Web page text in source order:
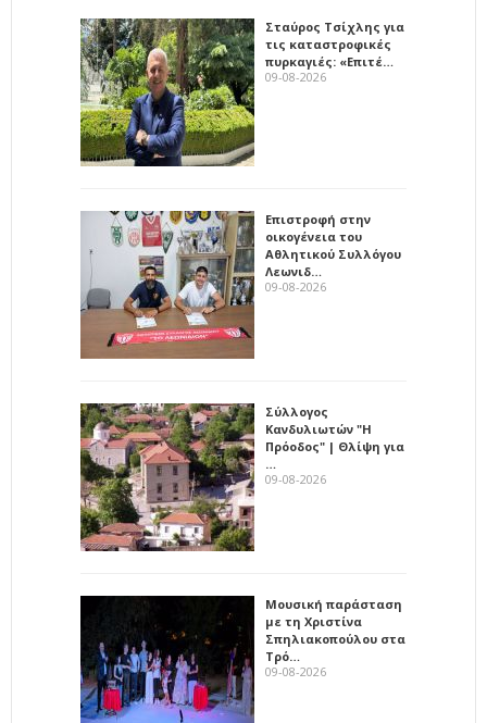
Σταύρος Τσίχλης για
τις καταστροφικές
πυρκαγιές: «Επιτέ…
09-08-2026
Επιστροφή στην
οικογένεια του
Αθλητικού Συλλόγου
Λεωνιδ…
09-08-2026
Σύλλογος
Κανδυλιωτών "Η
Πρόοδος" | Θλίψη για
…
09-08-2026
Μουσική παράσταση
με τη Χριστίνα
Σπηλιακοπούλου στα
Τρό…
09-08-2026